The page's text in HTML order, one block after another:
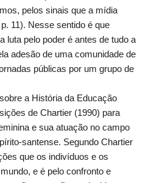
pelos sinais que a mídia
11). Nesse sentido é que
luta pelo poder é antes de tudo a
adesão de uma comunidade de
públicas por um grupo de
a História da Educação
de Chartier (1990) para
e sua atuação no campo
santense. Segundo Chartier
que os indivíduos e os
e é pelo confronto e